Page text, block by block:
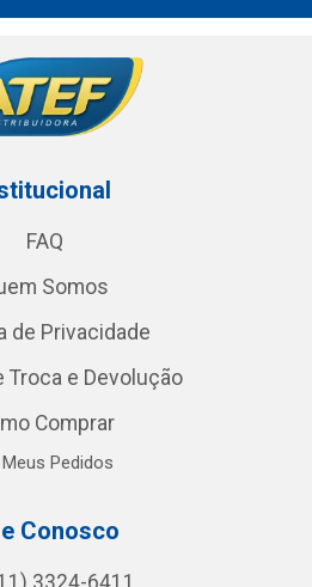
FAQ
Somos
de Privacidade
Troca e Devolução
Comprar
Meus Pedidos
Conosco
3324-6411